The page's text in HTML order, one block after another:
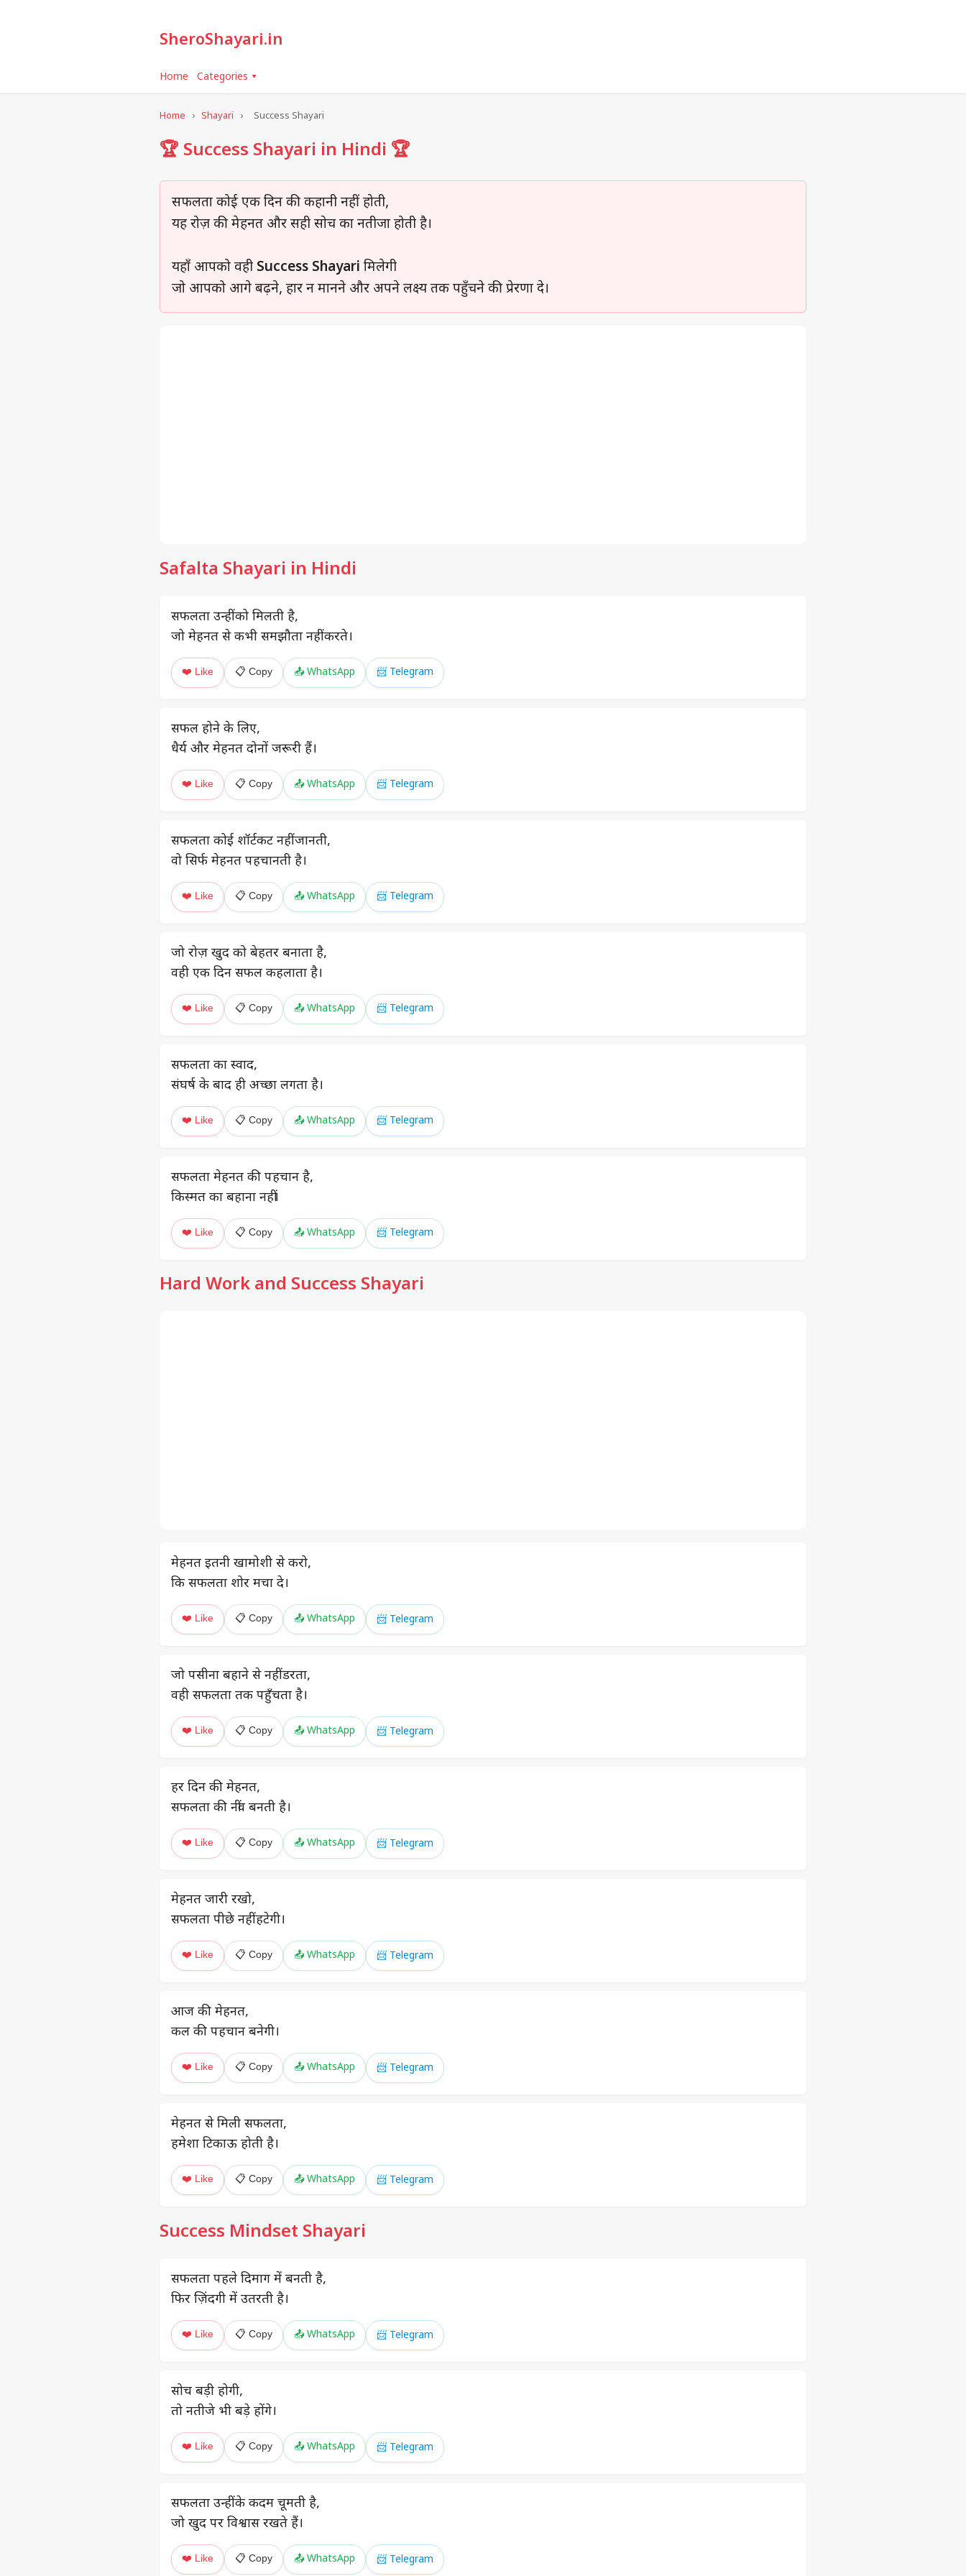
SheroShayari.in
Home Categories ▾
Home › Shayari › Success Shayari
🏆 Success Shayari in Hindi 🏆
सफलता कोई एक दिन की कहानी नहीं होती,
यह रोज़ की मेहनत और सही सोच का नतीजा होती है।
यहाँ आपको वही Success Shayari मिलेगी
जो आपको आगे बढ़ने, हार न मानने और अपने लक्ष्य तक पहुँचने की प्रेरणा दे।
Safalta Shayari in Hindi
सफलता उन्हीं को मिलती है,
जो मेहनत से कभी समझौता नहीं करते।
❤️ Like 📋 Copy 📤 WhatsApp 📨 Telegram
सफल होने के लिए,
धैर्य और मेहनत दोनों जरूरी हैं।
❤️ Like 📋 Copy 📤 WhatsApp 📨 Telegram
सफलता कोई शॉर्टकट नहीं जानती,
वो सिर्फ मेहनत पहचानती है।
❤️ Like 📋 Copy 📤 WhatsApp 📨 Telegram
जो रोज़ खुद को बेहतर बनाता है,
वही एक दिन सफल कहलाता है।
❤️ Like 📋 Copy 📤 WhatsApp 📨 Telegram
सफलता का स्वाद,
संघर्ष के बाद ही अच्छा लगता है।
❤️ Like 📋 Copy 📤 WhatsApp 📨 Telegram
सफलता मेहनत की पहचान है,
किस्मत का बहाना नहीं।
❤️ Like 📋 Copy 📤 WhatsApp 📨 Telegram
Hard Work and Success Shayari
मेहनत इतनी खामोशी से करो,
कि सफलता शोर मचा दे।
❤️ Like 📋 Copy 📤 WhatsApp 📨 Telegram
जो पसीना बहाने से नहीं डरता,
वही सफलता तक पहुँचता है।
❤️ Like 📋 Copy 📤 WhatsApp 📨 Telegram
हर दिन की मेहनत,
सफलता की नींव बनती है।
❤️ Like 📋 Copy 📤 WhatsApp 📨 Telegram
मेहनत जारी रखो,
सफलता पीछे नहीं हटेगी।
❤️ Like 📋 Copy 📤 WhatsApp 📨 Telegram
आज की मेहनत,
कल की पहचान बनेगी।
❤️ Like 📋 Copy 📤 WhatsApp 📨 Telegram
मेहनत से मिली सफलता,
हमेशा टिकाऊ होती है।
❤️ Like 📋 Copy 📤 WhatsApp 📨 Telegram
Success Mindset Shayari
सफलता पहले दिमाग में बनती है,
फिर ज़िंदगी में उतरती है।
❤️ Like 📋 Copy 📤 WhatsApp 📨 Telegram
सोच बड़ी होगी,
तो नतीजे भी बड़े होंगे।
❤️ Like 📋 Copy 📤 WhatsApp 📨 Telegram
सफलता उन्हीं के कदम चूमती है,
जो खुद पर विश्वास रखते हैं।
❤️ Like 📋 Copy 📤 WhatsApp 📨 Telegram